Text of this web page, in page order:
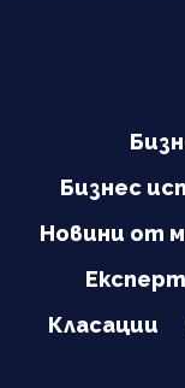
Бизнес
Новини от
Класации